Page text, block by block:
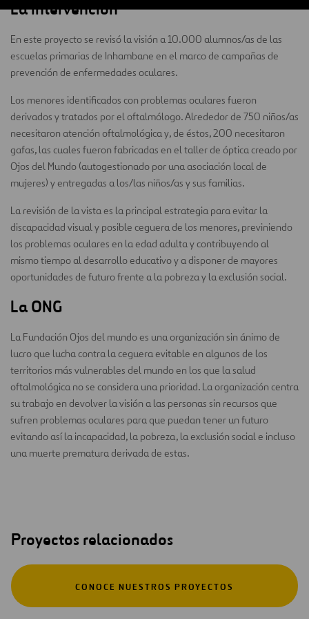
La intervención
En este proyecto se revisó la visión a 10.000 alumnos/as de las
escuelas primarias de Inhambane en el marco de campañas de
prevención de enfermedades oculares.
Los menores identificados con problemas oculares fueron
derivados y tratados por el oftalmólogo. Alrededor de 750 niños/as
necesitaron atención oftalmológica y, de éstos, 200 necesitaron
gafas, las cuales fueron fabricadas en el taller de óptica creado por
Ojos del Mundo (autogestionado por una asociación local de
mujeres) y entregadas a los/las niños/as y sus familias.
La revisión de la vista es la principal estrategia para evitar la
discapacidad visual y posible ceguera de los menores, previniendo
los problemas oculares en la edad adulta y contribuyendo al
mismo tiempo al desarrollo educativo y a disponer de mayores
oportunidades de futuro frente a la pobreza y la exclusión social.
La ONG
La Fundación Ojos del mundo es una organización sin ánimo de
lucro que lucha contra la ceguera evitable en algunos de los
territorios más vulnerables del mundo en los que la salud
oftalmológica no se considera una prioridad. La organización centra
su trabajo en devolver la visión a las personas sin recursos que
sufren problemas oculares para que puedan tener un futuro
evitando así la incapacidad, la pobreza, la exclusión social e incluso
una muerte prematura derivada de estas.
Proyectos relacionados
CONOCE NUESTROS PROYECTOS